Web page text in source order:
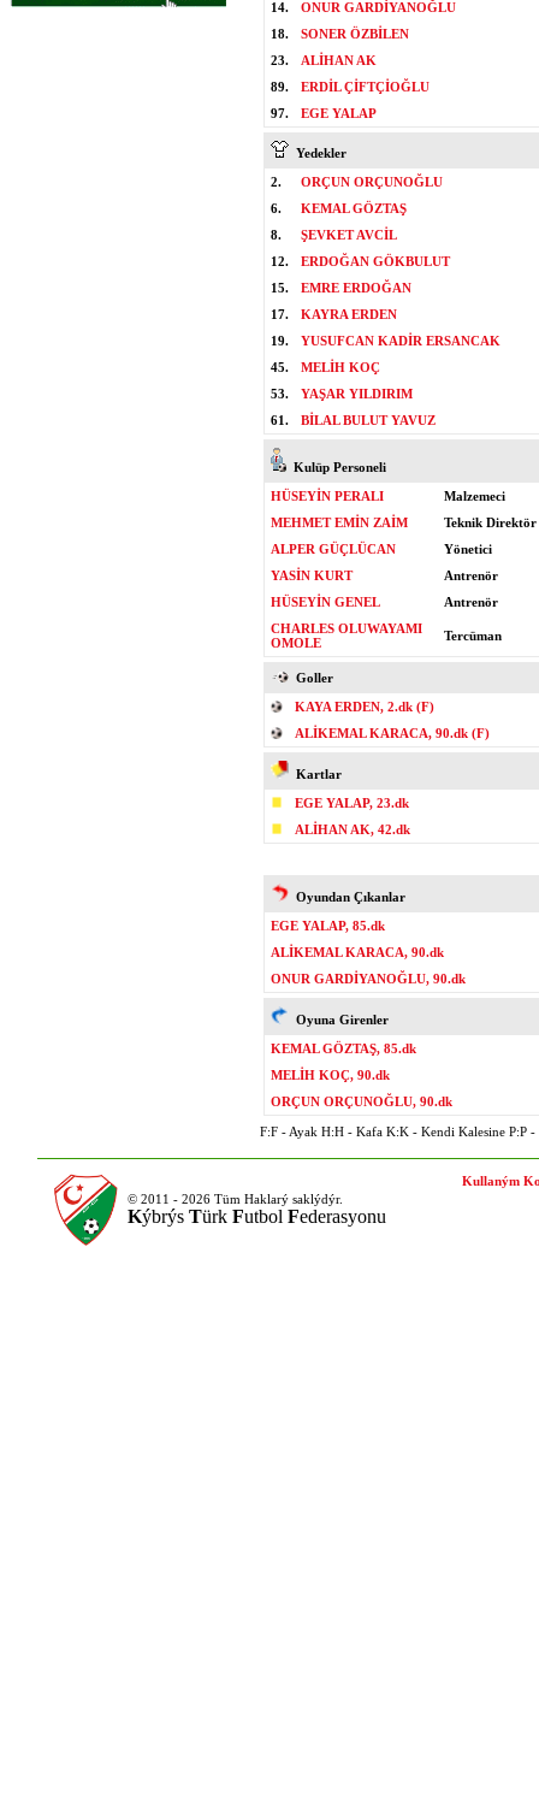
14.
ONUR GARDİYANOĞLU
18.
SONER ÖZBİLEN
23.
ALİHAN AK
89.
ERDİL ÇİFTÇİOĞLU
97.
EGE YALAP
Yedekler
2.
ORÇUN ORÇUNOĞLU
6.
KEMAL GÖZTAŞ
8.
ŞEVKET AVCİL
12.
ERDOĞAN GÖKBULUT
15.
EMRE ERDOĞAN
17.
KAYRA ERDEN
19.
YUSUFCAN KADİR ERSANCAK
45.
MELİH KOÇ
53.
YAŞAR YILDIRIM
61.
BİLAL BULUT YAVUZ
Kulüp Personeli
HÜSEYİN PERALI
Malzemeci
MEHMET EMİN ZAİM
Teknik Direktör
ALPER GÜÇLÜCAN
Yönetici
YASİN KURT
Antrenör
HÜSEYİN GENEL
Antrenör
CHARLES OLUWAYAMI
OMOLE
Tercüman
Goller
KAYA ERDEN, 2.dk (F)
ALİKEMAL KARACA, 90.dk (F)
Kartlar
EGE YALAP, 23.dk
ALİHAN AK, 42.dk
Oyundan Çıkanlar
EGE YALAP, 85.dk
ALİKEMAL KARACA, 90.dk
ONUR GARDİYANOĞLU, 90.dk
Oyuna Girenler
KEMAL GÖZTAŞ, 85.dk
MELİH KOÇ, 90.dk
ORÇUN ORÇUNOĞLU, 90.dk
F:F - Ayak H:H - Kafa K:K - Kendi Kalesine P:P -
© 2011 - 2026 Tüm Haklarý saklýdýr.
Kýbrýs Türk Futbol Federasyonu
Kullaným